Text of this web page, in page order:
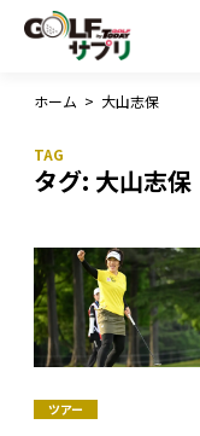
ホーム > 大山志保
タグ: 大山志保
ツアー